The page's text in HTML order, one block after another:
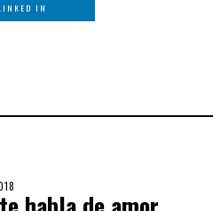
IN
OCTUBRE,